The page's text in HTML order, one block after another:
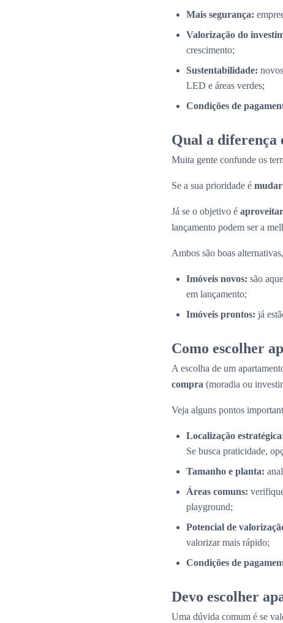
Mais segurança:
Valorização do
crescimento;
Sustentabilidade:
LED e áreas verdes;
Condições de
Qual a diferença
Muita gente confunde os
Se a sua prioridade é mudar
Já se o objetivo é aproveitar
lançamento podem ser a
Ambos são boas
Imóveis novos: são
em lançamento;
Imóveis prontos: já
Como escolher
A escolha de um
compra (moradia ou
Veja alguns pontos
Localização
Se busca praticidade,
Tamanho e planta:
Áreas comuns:
playground;
Potencial de
valorizar mais rápido;
Condições de
Devo escolher
Uma dúvida comum é se